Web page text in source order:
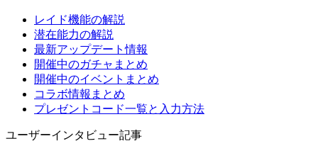
レイド機能の解説
潜在能力の解説
最新アップデート情報
開催中のガチャまとめ
開催中のイベントまとめ
コラボ情報まとめ
プレゼントコード一覧と入力方法
ユーザーインタビュー記事